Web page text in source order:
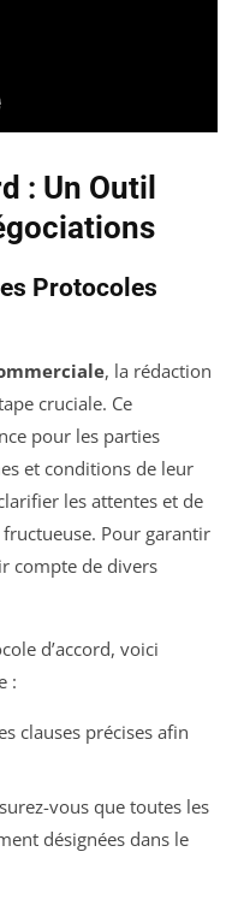
: Un Outil
Protocoles
, la rédaction
cruciale. Ce
pour les parties
et conditions de leur
les attentes et de
Pour garantir
compte de divers
d’accord, voici
:
clauses précises afin
vous que toutes les
désignées dans le